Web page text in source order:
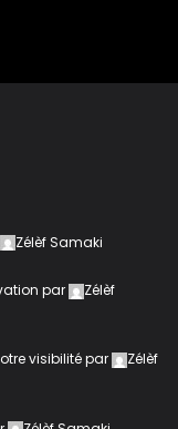
Zélèf Samaki
par
Zélèf
visibilitépar
Zélèf